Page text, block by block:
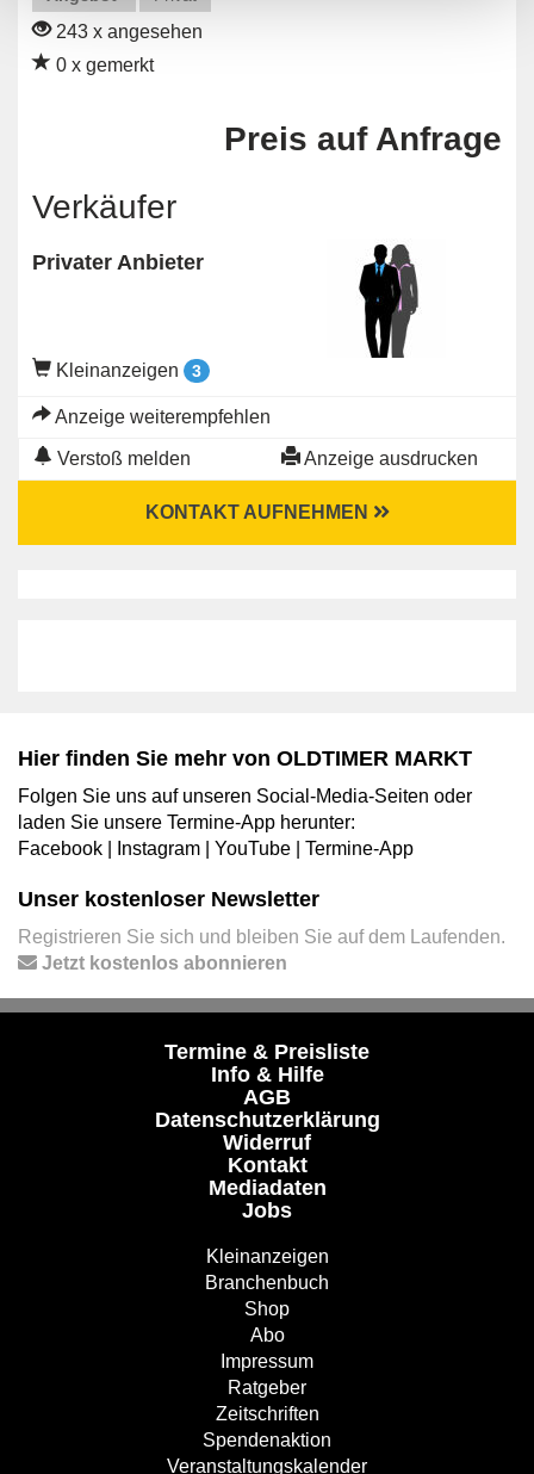
243 x angesehen
0 x gemerkt
Preis auf Anfrage
Verkäufer
Privater Anbieter
Kleinanzeigen 3
Anzeige weiterempfehlen
Verstoß melden Anzeige ausdrucken
KONTAKT AUFNEHMEN
Hier finden Sie mehr von OLDTIMER MARKT
Folgen Sie uns auf unseren Social-Media-Seiten oder
laden Sie unsere Termine-App herunter:
Facebook
Instagram YouTube Termine-App
Unser kostenloser Newsletter
Registrieren Sie sich und bleiben Sie auf dem Laufenden.
Jetzt kostenlos abonnieren
Termine & Preisliste
Info & Hilfe
AGB
Datenschutzerklärung
Widerruf
Kontakt
Mediadaten
Jobs
Kleinanzeigen
Branchenbuch
Shop
Abo
Impressum
Ratgeber
Zeitschriften
Spendenaktion
Veranstaltungskalender